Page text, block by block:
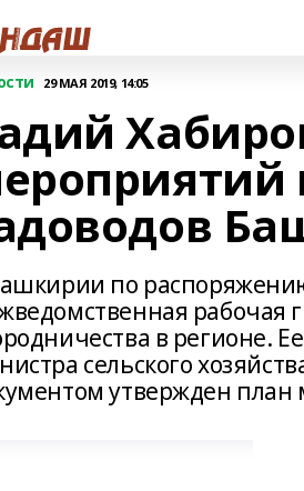
29 МАЯ 2019, 14:05
по
рабочая
в регионе.
сельского
утвержден план